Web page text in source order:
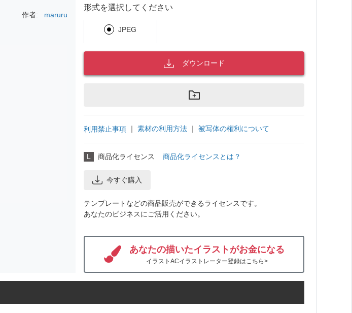
作者: maruru
形式を選択してください
JPEG
ダウンロード
利用禁止事項 ｜ 素材の利用方法 ｜ 被写体の権利について
L 商品化ライセンス 商品化ライセンスとは？
今すぐ購入
テンプレートなどの商品販売ができるライセンスです。
あなたのビジネスにご活用ください。
あなたの描いたイラストがお金になる
イラストACイラストレーター登録はこちら>